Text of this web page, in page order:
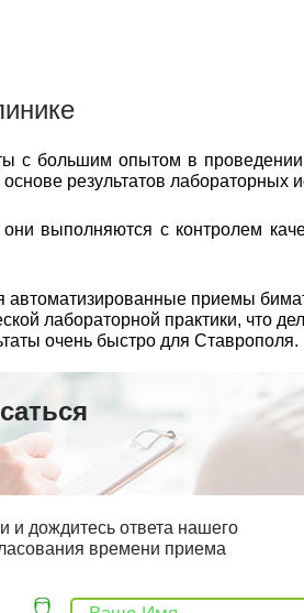
с большим опытом в
результатов лабораторных
выполняются с контролем
автоматизированные приемы
лабораторной практики, что
очень быстро для Ставрополя.
и дождитесь ответа нашего
времени приема